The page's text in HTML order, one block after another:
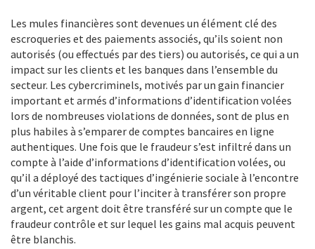
Les mules financières sont devenues un élément clé des
escroqueries et des paiements associés, qu’ils soient non
autorisés (ou effectués par des tiers) ou autorisés, ce qui a un
impact sur les clients et les banques dans l’ensemble du
secteur. Les cybercriminels, motivés par un gain financier
important et armés d’informations d’identification volées
lors de nombreuses violations de données, sont de plus en
plus habiles à s’emparer de comptes bancaires en ligne
authentiques. Une fois que le fraudeur s’est infiltré dans un
compte à l’aide d’informations d’identification volées, ou
qu’il a déployé des tactiques d’ingénierie sociale à l’encontre
d’un véritable client pour l’inciter à transférer son propre
argent, cet argent doit être transféré sur un compte que le
fraudeur contrôle et sur lequel les gains mal acquis peuvent
être blanchis.